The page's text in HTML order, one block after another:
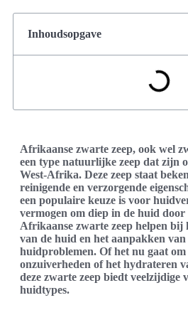
Inhoudsopgave
Afrikaanse zwarte zeep, ook wel
een type natuurlijke zeep dat zijn
West-Afrika. Deze zeep staat
reinigende en verzorgende
een populaire keuze is voor
vermogen om diep in de huid
Afrikaanse zwarte zeep helpen bij
van de huid en het aanpakken
huidproblemen. Of het nu gaat
onzuiverheden of het hydrateren
deze zwarte zeep biedt veelzijdige
huidtypes.